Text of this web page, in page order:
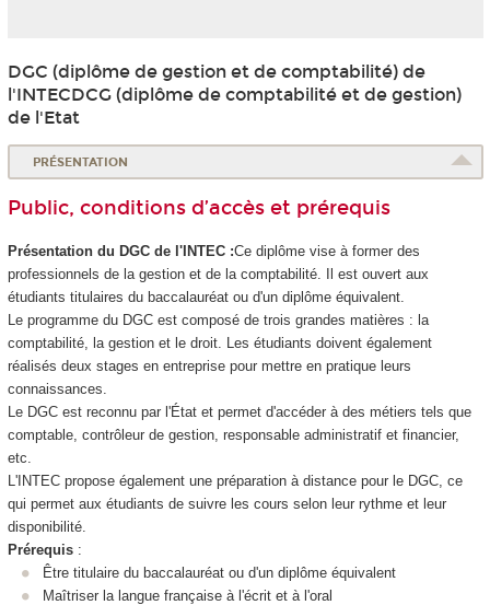
DGC (diplôme de gestion et de comptabilité) de
l'INTECDCG (diplôme de comptabilité et de gestion)
de l'Etat
PRÉSENTATION
Public, conditions d’accès et prérequis
Présentation du DGC de l'INTEC :Ce diplôme vise à former des
professionnels de la gestion et de la comptabilité. Il est ouvert aux
étudiants titulaires du baccalauréat ou d'un diplôme équivalent.
Le programme du DGC est composé de trois grandes matières : la
comptabilité, la gestion et le droit. Les étudiants doivent également
réalisés deux stages en entreprise pour mettre en pratique leurs
connaissances.
Le DGC est reconnu par l'État et permet d'accéder à des métiers tels que
comptable, contrôleur de gestion, responsable administratif et financier,
etc.
L'INTEC propose également une préparation à distance pour le DGC, ce
qui permet aux étudiants de suivre les cours selon leur rythme et leur
disponibilité.
Prérequis:
Être titulaire du baccalauréat ou d'un diplôme équivalent
Maîtriser la langue française à l'écrit et à l'oral